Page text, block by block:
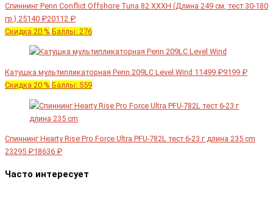
Спиннинг Penn Conflict Offshore Tuna 82 XXXH (Длина 249 см, тест 30-180
гр.) 25140 ₽20112 ₽
Скидка 20 % Баллы: 276
Катушка мультипликаторная Penn 209LC Level Wind 11499 ₽9199 ₽
Скидка 20 % Баллы: 559
Спиннинг Hearty Rise Pro Force Ultra PFU-782L тест 6-23 г длина 235 cm
23295 ₽18636 ₽
Часто интересует